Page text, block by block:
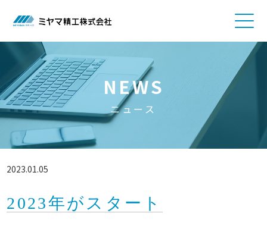
NEWS
ニュース
2023.01.05
2023年がスタート